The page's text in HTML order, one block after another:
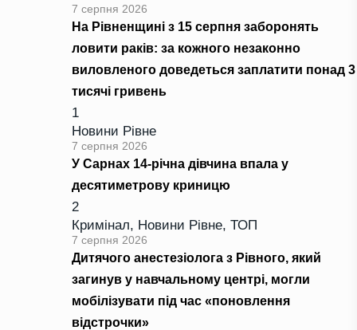
7 серпня 2026
На Рівненщині з 15 серпня заборонять
ловити раків: за кожного незаконно
виловленого доведеться заплатити понад 3
тисячі гривень
1
Новини Рівне
7 серпня 2026
У Сарнах 14-річна дівчина впала у
десятиметрову криницю
2
Кримінал, Новини Рівне, ТОП
7 серпня 2026
Дитячого анестезіолога з Рівного, який
загинув у навчальному центрі, могли
мобілізувати під час «поновлення
відстрочки»